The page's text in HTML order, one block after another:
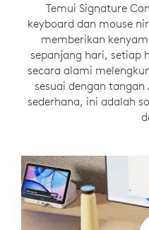
Temui Signature
keyboard dan mouse
memberikan
sepanjang hari, setiap
secara alami
sesuai dengan
sederhana, ini adalah